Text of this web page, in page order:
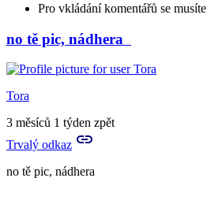
Pro vkládání komentářů se musíte
no tě pic, nádhera
Tora
3 měsíců 1 týden zpět
Trvalý odkaz
no tě pic, nádhera